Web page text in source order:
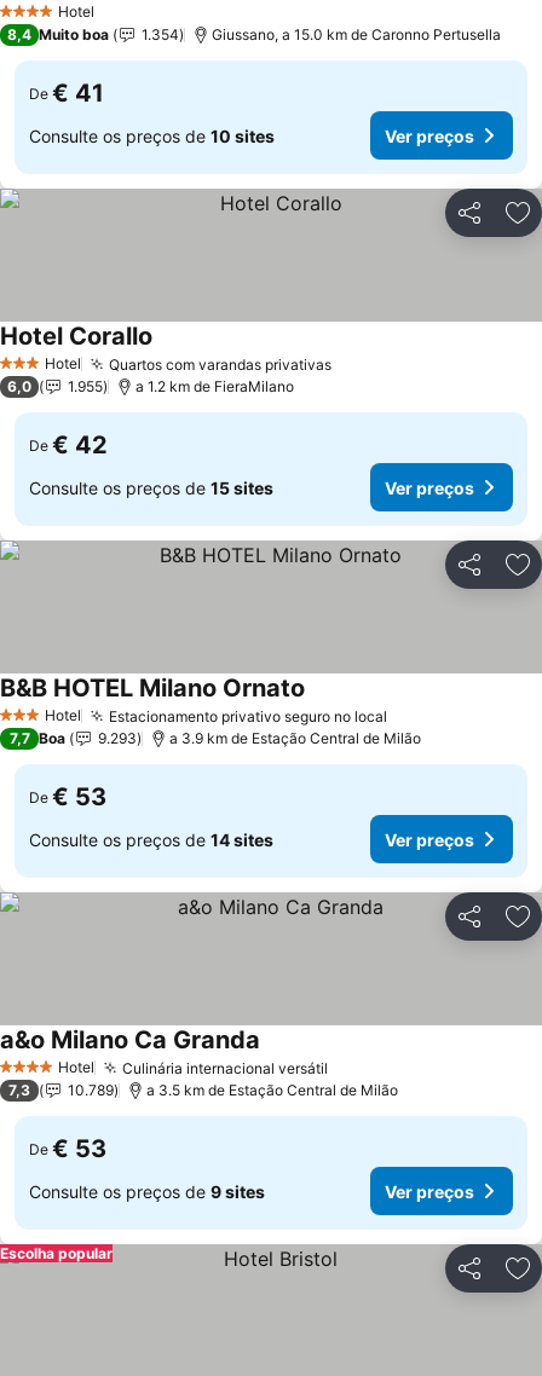
4 EstrelasHotel
8,4 Muito boa 1.354 Giussano, a 15.0 km de Caronno Pertusella
De € 41
Consulte os preços de 10 sites Ver preços
Partilhar
3 EstrelasHotel Quartos com varandas privativasVer preços
Hotel Corallo
6,0 1.955 a 1.2 km de FieraMilano
De € 42
Consulte os preços de 15 sites Ver preços
Partilhar
3 EstrelasHotel Estacionamento privativo seguro no local
B&B HOTEL Milano Ornato
7,7 Boa 9.293 a 3.9 km de Estação Central de Milão
De € 53
Consulte os preços de 14 sites Ver preços
Partilhar
4 EstrelasHotel Culinária internacional versátil
a&o Milano Ca Granda
7,3 10.789 a 3.5 km de Estação Central de Milão
De € 53
Consulte os preços de 9 sites Ver preços
Partilhar
Escolha popular